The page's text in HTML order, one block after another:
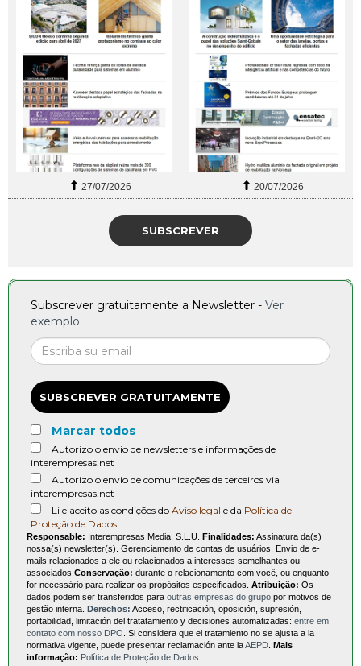
27/07/2026 20/07/2026
SUBSCREVER
Subscrever gratuitamente a Newsletter - Ver
exemplo
SUBSCREVER GRATUITAMENTE
Marcar todos
Autorizo o envio de newsletters e informações de
interempresas.net
Autorizo o envio de comunicações de terceiros via
interempresas.net
Li e aceito as condições do Aviso legal e da Política de
Proteção de Dados
Responsable: Interempresas Media, S.L.U. Finalidades: Assinatura da(s)
nossa(s) newsletter(s). Gerenciamento de contas de usuários. Envio de e-
mails relacionados a ele ou relacionados a interesses semelhantes ou
associados. Conservação: durante o relacionamento com você, ou enquanto
for necessário para realizar os propósitos especificados. Atribuição: Os
dados podem ser transferidos para outras empresas do grupo por motivos de
gestão interna.
Derechos: Acceso, rectificación, oposición, supresión,
portabilidad, limitación del tratatamiento y decisiones automatizadas: entre em
contato com nosso DPO . Si considera que el tratamiento no se ajusta a la
normativa vigente, puede presentar reclamación ante laAEPD
Mais
informação: Política de Proteção de Dados